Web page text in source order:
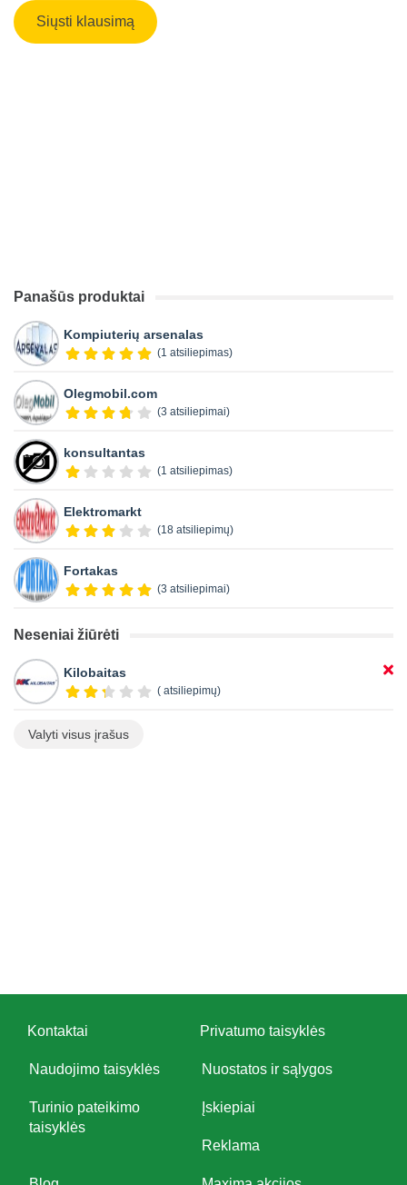
Panašūs produktai
Kompiuterių arsenalas
(1 atsiliepimas)
Olegmobil.com
(3 atsiliepimai)
konsultantas
(1 atsiliepimas)
Elektromarkt
(18 atsiliepimų)
Fortakas
(3 atsiliepimai)
Neseniai žiūrėti
Kilobaitas
( atsiliepimų)
Valyti visus įrašus
Kontaktai Privatumo taisyklės
Naudojimo taisyklės Nuostatos ir sąlygos
Turinio pateikimo
taisyklės
Įskiepiai
Reklama